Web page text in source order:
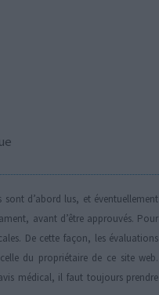
d’abord lus, et éventuellement
avant d’être approuvés. Pour
De cette façon, les évaluations
du propriétaire de ce site web.
médical, il faut toujours prendre